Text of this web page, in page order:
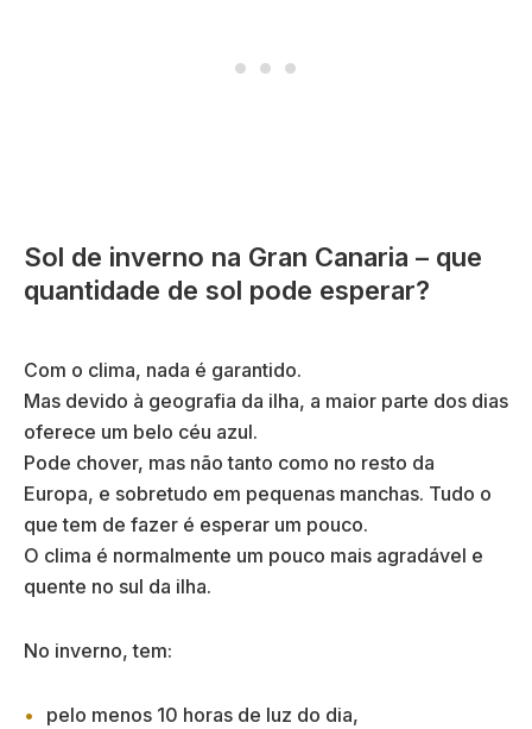
Sol de inverno na Gran Canaria – que
quantidade de sol pode esperar?
Com o clima, nada é garantido.
Mas devido à geografia da ilha, a maior parte dos dias
oferece um belo céu azul.
Pode chover, mas não tanto como no resto da
Europa, e sobretudo em pequenas manchas. Tudo o
que tem de fazer é esperar um pouco.
O clima é normalmente um pouco mais agradável e
quente no sul da ilha.
No inverno, tem:
pelo menos 10 horas de luz do dia,